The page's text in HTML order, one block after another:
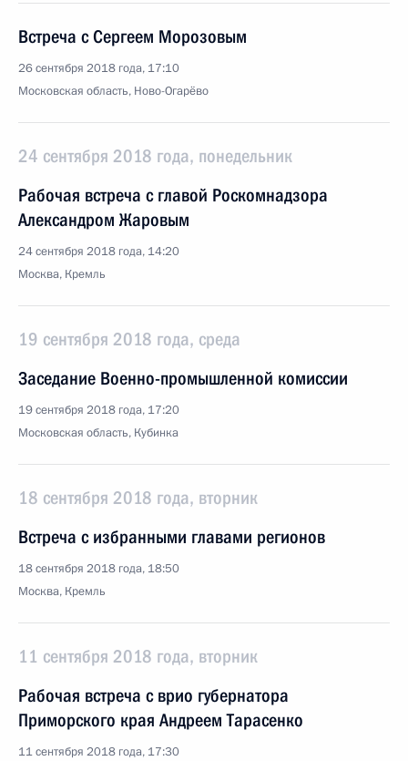
Встреча с Сергеем Морозовым
26 сентября 2018 года, 17:10
Московская область, Ново-Огарёво
24 сентября 2018 года, понедельник
Рабочая встреча с главой Роскомнадзора
Александром Жаровым
24 сентября 2018 года, 14:20
Москва, Кремль
19 сентября 2018 года, среда
Заседание Военно-промышленной комиссии
19 сентября 2018 года, 17:20
Московская область, Кубинка
18 сентября 2018 года, вторник
Встреча с избранными главами регионов
18 сентября 2018 года, 18:50
Москва, Кремль
11 сентября 2018 года, вторник
Рабочая встреча с врио губернатора
Приморского края Андреем Тарасенко
11 сентября 2018 года, 17:30